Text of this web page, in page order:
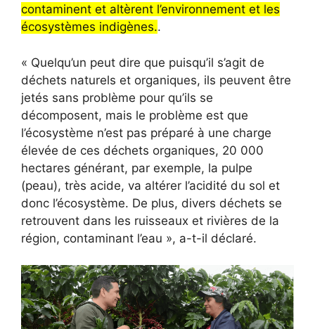
contaminent et altèrent l’environnement et les
écosystèmes indigènes..
« Quelqu’un peut dire que puisqu’il s’agit de
déchets naturels et organiques, ils peuvent être
jetés sans problème pour qu’ils se
décomposent, mais le problème est que
l’écosystème n’est pas préparé à une charge
élevée de ces déchets organiques, 20 000
hectares générant, par exemple, la pulpe
(peau), très acide, va altérer l’acidité du sol et
donc l’écosystème. De plus, divers déchets se
retrouvent dans les ruisseaux et rivières de la
région, contaminant l’eau », a-t-il déclaré.